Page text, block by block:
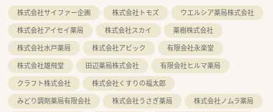
株式会社サイファー企画 株式会社トモズ
ウエルシア薬局株式会社
株式会社アイセイ薬局
株式会社スカイ
薬樹株式会社
株式会社水戸薬局
株式会社アビック
有限会社永楽堂
株式会社雄飛堂
田辺薬局株式会社
有限会社ヒルマ薬局
クラフト株式会社
株式会社くすりの福太郎
みどり調剤薬局有限会社
株式会社うさぎ薬局
株式会社ノムラ薬局